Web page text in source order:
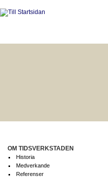
OM TIDSVERKSTADEN
Historia
Medverkande
Referenser